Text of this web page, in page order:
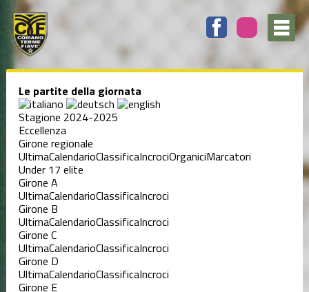
Le partite della giornata
Stagione 2024-2025
Eccellenza
Girone regionale
UltimaCalendarioClassificaIncrociOrganiciMarcatori
Under 17 elite
Girone A
UltimaCalendarioClassificaIncroci
Girone B
UltimaCalendarioClassificaIncroci
Girone C
UltimaCalendarioClassificaIncroci
Girone D
UltimaCalendarioClassificaIncroci
Girone E